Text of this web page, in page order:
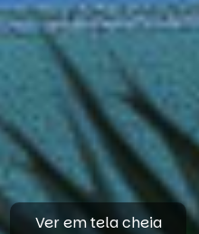
Ver em tela cheia